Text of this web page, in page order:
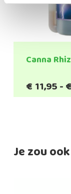
Canna
€ 11,95-€
Je zou